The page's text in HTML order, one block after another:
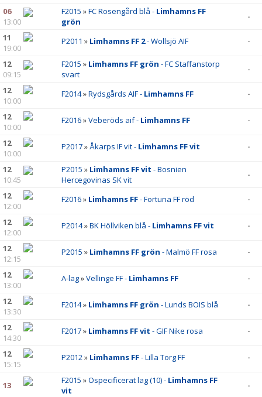
06
13:00
F2015 »FC Rosengård blå - Limhamns FF
grön
-
11
19:00
P2011 » Limhamns FF 2- Wollsjö AIF -
12
09:15
F2015 » Limhamns FF grön - FC Staffanstorp
svart
-
12
10:00
F2014»Rydsgårds AIF - Limhamns FF -
12
10:00
F2016»Veberöds aif - Limhamns FF -
12
10:00
P2017»Åkarps IF vit - Limhamns FF vit -
12
10:45
P2015 » Limhamns FF vit - Bosnien
Hercegovinas SK vit
-
12
12:00
F2016» Limhamns FF- Fortuna FF röd -
12
12:00
P2014»BK Höllviken blå - Limhamns FF vit -
12
12:15
P2015 » Limhamns FF grön - Malmö FF rosa -
12
13:00
A-lag»Vellinge FF - Limhamns FF -
12
13:30
F2014» Limhamns FF grön - Lunds BOIS blå -
12
14:30
F2017» Limhamns FF vit - GIF Nike rosa -
12
15:15
P2012» Limhamns FF- Lilla Torg FF -
13 F2015 »Ospecificerat lag (10) - Limhamns FF
vit
-